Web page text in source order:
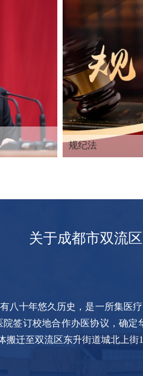
规纪法
关于成都市双流
十年悠久历史，是一所集医疗
签订校地合作办医协议，确
搬迁至双流区东升街道城北上街